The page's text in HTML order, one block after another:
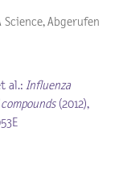
Abgerufen
al.: Influenza
(2012),